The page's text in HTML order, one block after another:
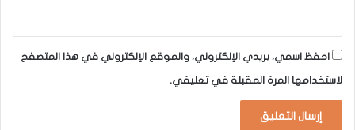
احفظ اسمي، بريدي الإلكتروني، والموقع الإلكتروني في هذا المتصفح
لاستخدامها المرة المقبلة في تعليقي.